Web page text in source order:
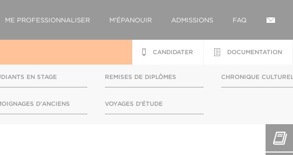
ME PROFESSIONNALISER M'ÉPANOUIR ADMISSIONS FAQ
DOCUMENTATION
CANDIDATER
EN STAGE
D'ANCIENS
REMISES DE DIPLÔMES
VOYAGES D'ÉTUDE
CHRONIQUE